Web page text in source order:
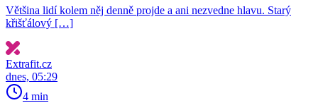
Většina lidí kolem něj denně projde a ani nezvedne hlavu. Starý
křišťálový […]
Extrafit.cz
dnes, 05:29
4 min